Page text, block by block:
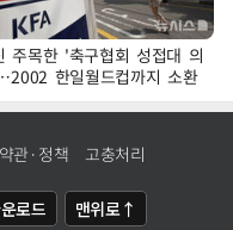
주목한 '축구협회 성접대 의
한일월드컵까지 소환
약관·정책 고충처리
로드 맨위로↑